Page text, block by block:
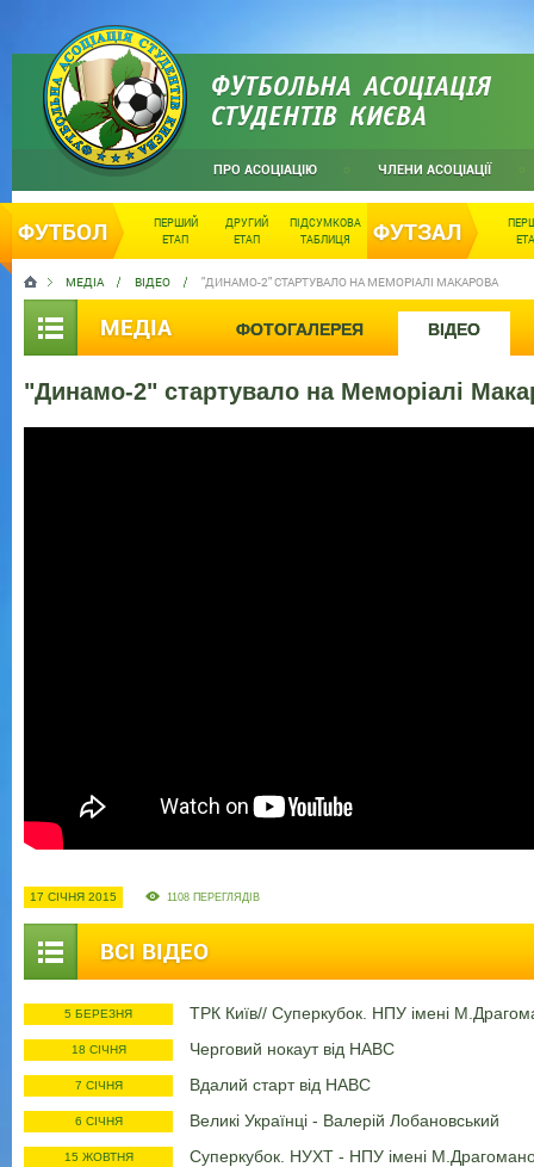
ФУТБОЛЬНА АСОЦІАЦІЯ
СТУДЕНТІВ КИЄВА
ПРО АСОЦІАЦІЮ ЧЛЕНИ АСОЦІАЦІЇ
ФУТБОЛ
ПЕРШИЙ
ЕТАП
ДРУГИЙ
ЕТАП
ПІДСУМКОВА
ТАБЛИЦЯ
ФУТЗАЛ
МЕДІА ВІДЕО "ДИНАМО-2" СТАРТУВАЛО НА МЕМОРІАЛІ МАКАРОВА
МЕДІА ФОТОГАЛЕРЕЯ ВІДЕО
"Динамо-2" стартувало на Меморіалі
17 СІЧНЯ 2015 1108 ПЕРЕГЛЯДІВ
ВСІ ВІДЕО
5 БЕРЕЗНЯ ТРК Київ// Суперкубок. НПУ імені
18 СІЧНЯ Черговий нокаут від НАВС
7 СІЧНЯ Вдалий старт від НАВС
6 СІЧНЯ Великі Українці - Валерій Лобановський
15 ЖОВТНЯ Суперкубок. НУХТ - НПУ імені